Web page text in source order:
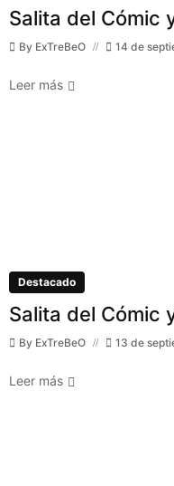
Salita del Cómic
By ExTreBeO 14 de
Leer más
Destacado
Salita del Cómic
By ExTreBeO 13 de
Leer más